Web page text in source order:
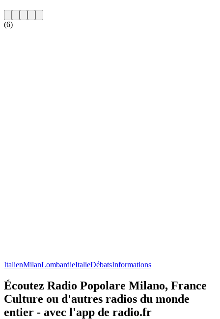
(6)
ItalienMilanLombardieItalieDébatsInformations
Écoutez Radio Popolare Milano, France
Culture ou d'autres radios du monde
entier - avec l'app de radio.fr